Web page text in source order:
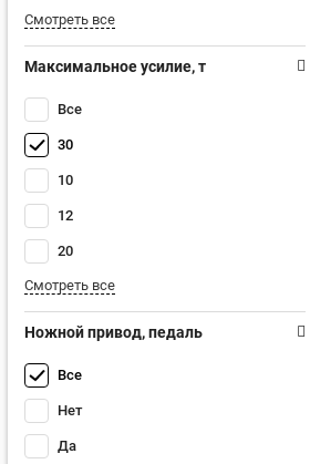
Смотреть все
Максимальное усилие, т
Все
30
10
12
20
Смотреть все
Ножной привод, педаль
Все
Нет
Да